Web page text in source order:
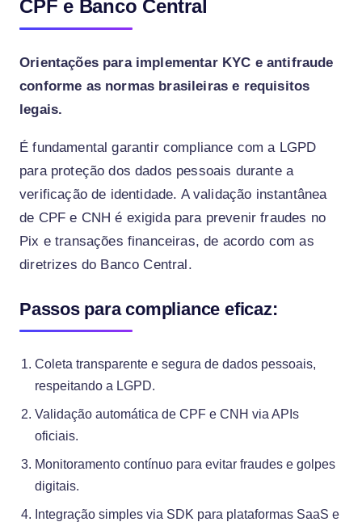
CPF e Banco Central
Orientações para implementar KYC e antifraude
conforme as normas brasileiras e requisitos
legais.
É fundamental garantir compliance com a LGPD
para proteção dos dados pessoais durante a
verificação de identidade. A validação instantânea
de CPF e CNH é exigida para prevenir fraudes no
Pix e transações financeiras, de acordo com as
diretrizes do Banco Central.
Passos para compliance eficaz:
Coleta transparente e segura de dados pessoais,
respeitando a LGPD.
Validação automática de CPF e CNH via APIs
oficiais.
Monitoramento contínuo para evitar fraudes e golpes
digitais.
Integração simples via SDK para plataformas SaaS e